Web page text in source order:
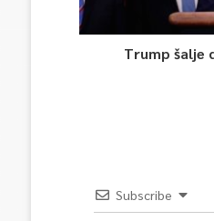
Trump šalje
Subscribe